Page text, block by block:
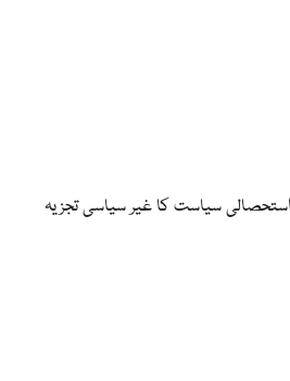
سیاست کا غیر سیاسی تجزیہ